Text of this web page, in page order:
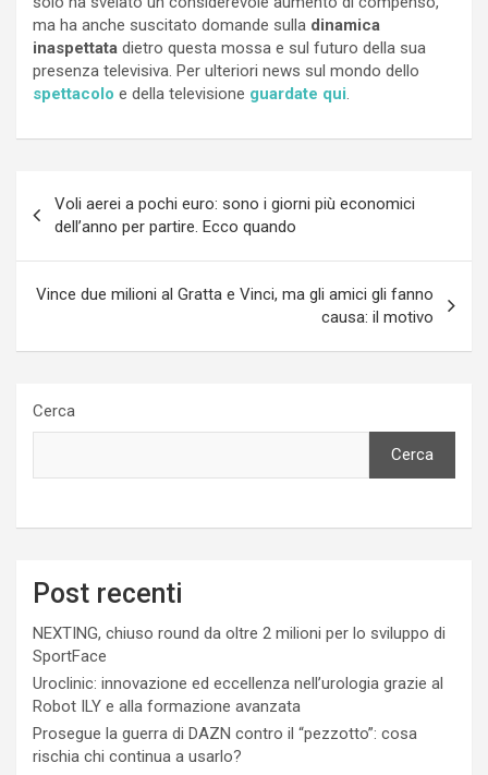
ma ha anche suscitato domande sulla dinamica
inaspettata dietro questa mossa e sul futuro della sua
presenza televisiva. Per ulteriori news sul mondo dello
spettacolo e della televisione guardate qui.
articoli
Voli aerei a pochi euro: sono i giorni più economici
dell’anno per partire. Ecco quando
Vince due milioni al Gratta e Vinci, ma gli amici gli fanno
causa: il motivo
Cerca
Cerca
Post recenti
NEXTING, chiuso round da oltre 2 milioni per lo sviluppo di
SportFace
Uroclinic: innovazione ed eccellenza nell’urologia grazie al
Robot ILY e alla formazione avanzata
Prosegue la guerra di DAZN contro il “pezzotto”: cosa
rischia chi continua a usarlo?